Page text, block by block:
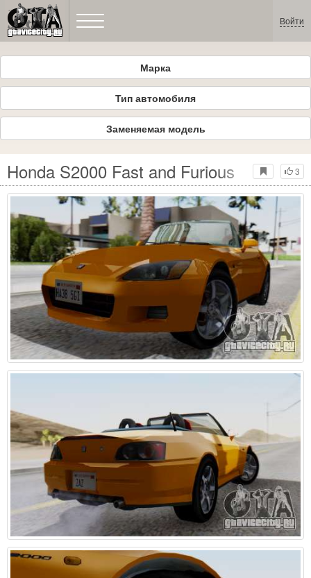
Войти
Марка
Тип автомобиля
Заменяемая модель
3
Honda S2000 Fast and Furious